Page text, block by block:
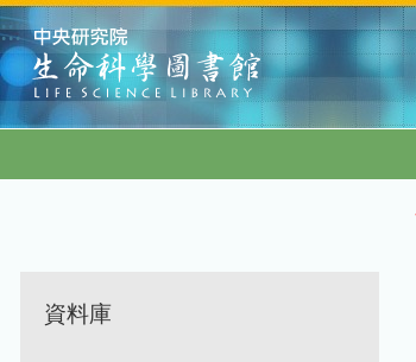
:::
資料庫